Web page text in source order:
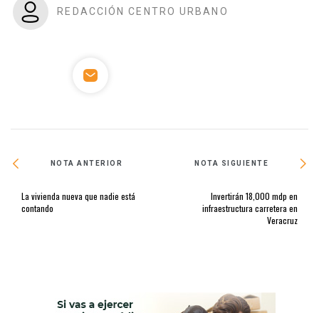
REDACCIÓN CENTRO URBANO
NOTA ANTERIOR
La vivienda nueva que nadie está
contando
NOTA SIGUIENTE
Invertirán 18,000 mdp en
infraestructura carretera en
Veracruz